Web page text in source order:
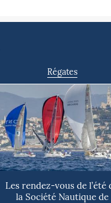
Régates
Les rendez-vous de l’été
la Société Nautique de